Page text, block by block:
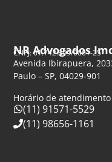
NR Advogados
CNPJ: 61.742.849/0001-25
Avenida Ibirapuera,
Paulo – SP, 04029-901
Horário de
(11) 91571-5529
(11) 98656-1161